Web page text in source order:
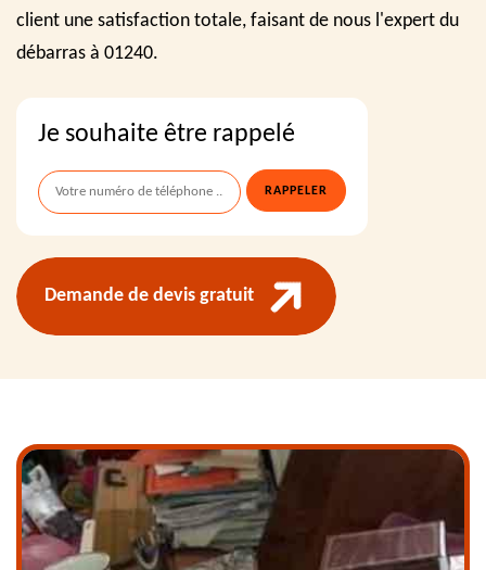
client une satisfaction totale, faisant de nous l'expert du
débarras à 01240.
Je souhaite être rappelé
Demande de devis gratuit